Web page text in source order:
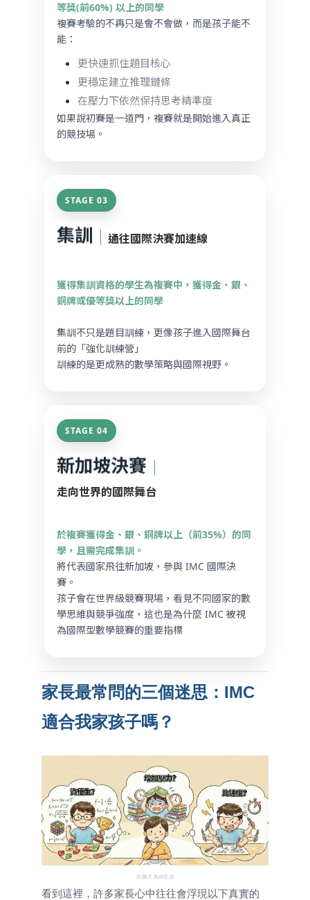
等獎(前60%) 以上的同學
複賽考驗的不再只是會不會做，而是孩子能不
能：
更快速抓住題目核心
更穩定建立推理鏈條
在壓力下依然保持思考精準度
如果說初賽是一道門，複賽就是開始進入真正
的競技場。
STAGE 03
集訓 ｜ 通往國際決賽加速線
獲得集訓資格的學生為複賽中，獲得金、銀、
銅牌或優等獎以上的同學
集訓不只是題目訓練，更像孩子進入國際舞台
前的「強化訓練營」
訓練的是更成熟的數學策略與國際視野。
STAGE 04
新加坡決賽 ｜
走向世界的國際舞台
於複賽獲得金、銀、銅牌以上（前35%）的同
學，且需完成集訓。
將代表國家飛往新加坡，參與 IMC 國際決
賽。
孩子會在世界級競賽現場，看見不同國家的數
學思維與競爭強度，這也是為什麼 IMC 被視
為國際型數學競賽的重要指標
家長最常問的三個迷思：IMC
適合我家孩子嗎？
此圖片為AI生成
看到這裡，許多家長心中往往會浮現以下真實的